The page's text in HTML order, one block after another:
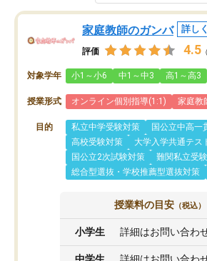
家庭教師のガンバ 詳し
評価 4.5
対象学年 小1～小6 中1～中3 高1～高3
授業形式 オンライン個別指導(1:1) 家庭教
目的 私立中学受験対策
国公立中高一
高校受験対策
大学入学共通テス
国公立2次試験対策
難関私立受
総合型選抜・学校推薦型選抜対策
授業料の目安 （税込）
小学生 詳細はお問い合わ
中学生 詳細はお問い合わ